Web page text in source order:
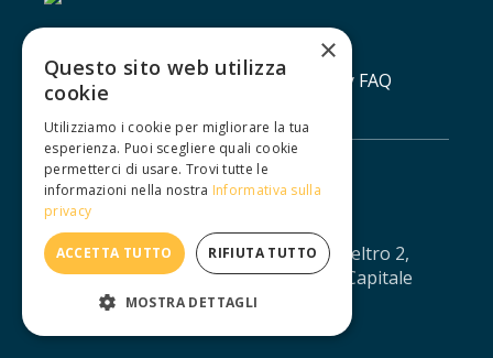
Contatti Lavora con noiPrivacy policy FAQ
IUXTA S.R.L. - Via Agostino da Montefeltro 2,
10134 Torino - CF/PI: 12688330013 - Capitale
sociale: € 11.041,67 - iuxtasrl@pec.it
×
Questo sito web utilizza
cookie
Utilizziamo i cookie per migliorare la tua
esperienza. Puoi scegliere quali cookie
permetterci di usare. Trovi tutte le
informazioni nella nostra Informativa sulla
privacy
ACCETTA TUTTO RIFIUTA TUTTO
MOSTRA DETTAGLI